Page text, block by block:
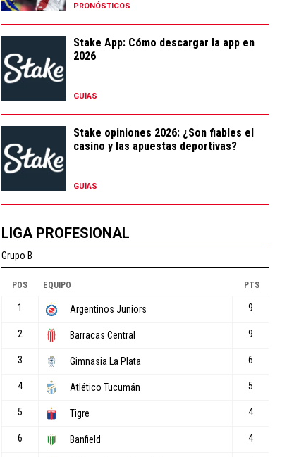
PRONÓSTICOS
Stake App: Cómo descargar la app en
2026
GUÍAS
Stake opiniones 2026: ¿Son fiables el
casino y las apuestas deportivas?
GUÍAS
LIGA PROFESIONAL